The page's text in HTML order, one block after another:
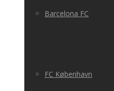
Barcelona FC
FC København